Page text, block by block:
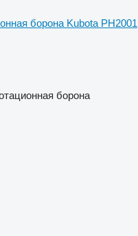
борона Kubota PH2001
борона